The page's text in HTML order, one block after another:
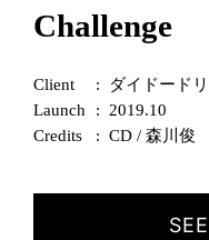
Challenge
Client
ダイドード
Launch
2019.10
Credits
CD / 森川俊